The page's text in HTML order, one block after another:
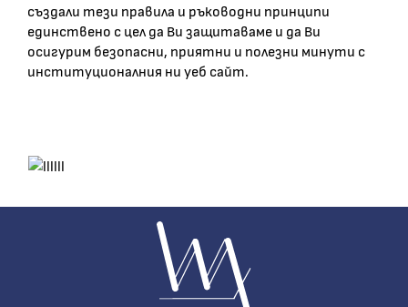
създали тези правила и ръководни принципи
единствено с цел да Ви защитаваме и да Ви
осигурим безопасни, приятни и полезни минути с
институционалния ни уеб сайт.